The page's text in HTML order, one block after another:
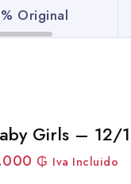
Original
Girls – 12/
₲ Iva Incluido